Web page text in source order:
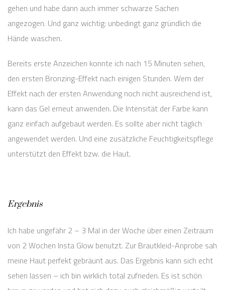
gehen und habe dann auch immer schwarze Sachen
angezogen. Und ganz wichtig: unbedingt ganz gründlich die
Hände waschen.
Bereits erste Anzeichen konnte ich nach 15 Minuten sehen,
den ersten Bronzing-Effekt nach einigen Stunden. Wem der
Effekt nach der ersten Anwendung noch nicht ausreichend ist,
kann das Gel erneut anwenden. Die Intensität der Farbe kann
ganz einfach aufgebaut werden. Es sollte aber nicht täglich
angewendet werden. Und eine zusätzliche Feuchtigkeitspflege
unterstützt den Effekt bzw. die Haut.
Ergebnis
Ich habe ungefähr 2 – 3 Mal in der Woche über einen Zeitraum
von 2 Wochen Insta Glow benutzt. Zur Brautkleid-Anprobe sah
meine Haut perfekt gebräunt aus. Das Ergebnis kann sich echt
sehen lassen – ich bin wirklich total zufrieden. Es ist schön